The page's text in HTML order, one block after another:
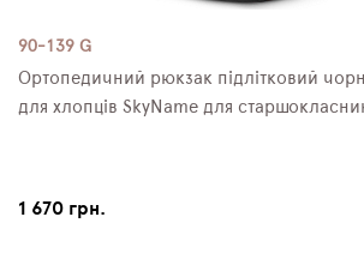
90-139 G
Ортопедичний рюкзак підлітковий
для хлопців SkyName для
1 670 грн.